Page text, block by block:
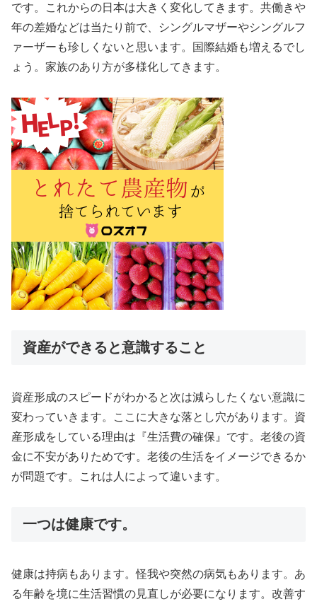
です。これからの日本は大きく変化してきます。共働きや
年の差婚などは当たり前で、シングルマザーやシングルフ
ァーザーも珍しくないと思います。国際結婚も増えるでし
ょう。家族のあり方が多様化してきます。
資産ができると意識すること
資産形成のスピードがわかると次は減らしたくない意識に
変わっていきます。ここに大きな落とし穴があります。資
産形成をしている理由は『生活費の確保』です。老後の資
金に不安がありためです。老後の生活をイメージできるか
が問題です。これは人によって違います。
一つは健康です。
健康は持病もあります。怪我や突然の病気もあります。あ
る年齢を境に生活習慣の見直しが必要になります。改善す